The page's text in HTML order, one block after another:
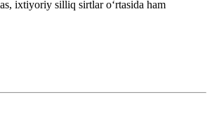
ixtiyoriy silliq sirtlar oʻrtasida ham